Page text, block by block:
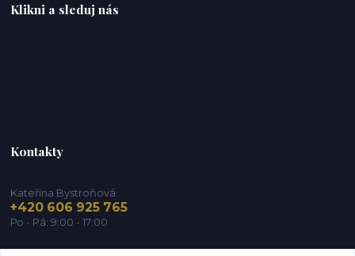
Klikni a sleduj nás
Kontakty
Kateřina Bystroňová
+420 606 925 765
Po - Pá: 9:00 - 17:00